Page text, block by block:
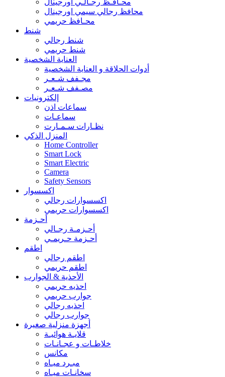
محـافـظ رجـالـي اورجينال
محافظ رجالي سيمي اورجينال
محـافظ حريمي
شنط
شنط رجالي
شنط حريمي
العناية الشخصية
أدوات الحلاقة و العناية الشخصية
مجـفف شـعـر
مصـفف شـعـر
إلكترونيات
سماعات اذن
سماعـات
نظـارات سـمـارت
المنزل الذكي
Home Controller
Smart Lock
Smart Electric
Camera
Safety Sensors
اكسسوار
اكسسوارات رجالي
اكسسوارات حريمي
أحـزمة
أحـزمـة رجـالي
أحـزمة حـريمـي
اطقم
اطقم رجالي
اطقم حريمي
الأحذية & الجوارب
احذيه حريمي
جوارب حريمي
احذيه رجالي
جوارب رجالي
أجهزة منزلية صغيرة
قلايـة هوائيـة
خلاطـات و عجـانـات
مكانس
مبـرد ميـاه
سخانـات ميـاه